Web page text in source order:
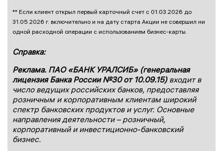
** Если клиент открыл первый карточный счет с 01.03.2026 до
31.05.2026 г. включительно и на дату старта Акции не совершил ни
одной расходной операции с использованием бизнес-карты.
Справка:
Реклама. ПАО «БАНК УРАЛСИБ» (генеральная
лицензия Банка России №30 от 10.09.15)входит в
число ведущих российских банков, предоставляя
розничным и корпоративным клиентам широкий
спектр банковских продуктов и услуг. Основные
направления деятельности – розничный,
корпоративный и инвестиционно-банковский
бизнес.